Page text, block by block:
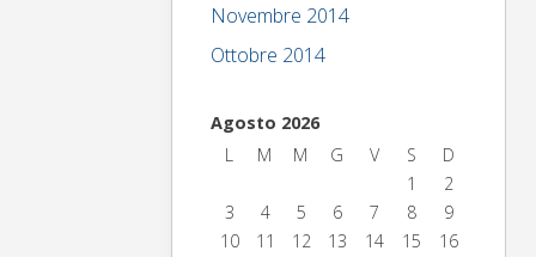
Novembre 2014
Ottobre 2014
Agosto 2026
L
M M G V S
D
1
2
3
4 5 6 7 8
9
10
11 12 13 14 15
16